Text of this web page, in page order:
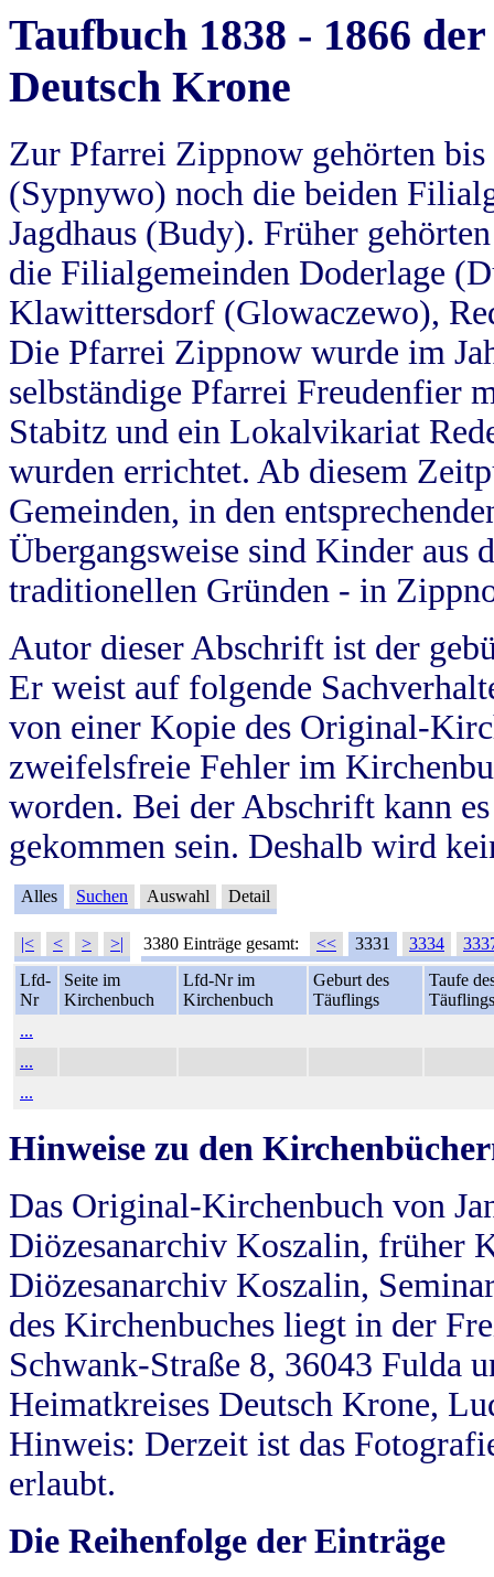
Taufbuch 1838 - 1866
Deutsch Krone
Zur Pfarrei Zippnow gehörten
(Sypnywo) noch die beiden
Jagdhaus (Budy). Früher
die Filialgemeinden Doderlage
Klawittersdorf (Glowaczewo),
Die Pfarrei Zippnow wurde im
selbständige Pfarrei Freudenfier
Stabitz und ein Lokalvikariat
wurden errichtet. Ab diesem
Gemeinden, in den
Übergangsweise sind Kinder aus
traditionellen Gründen - in
Autor dieser Abschrift ist der
Er weist auf folgende
von einer Kopie des Original-
zweifelsfreie Fehler im
worden. Bei der Abschrift kann
gekommen sein. Deshalb wird
Alles Suchen Auswahl Detail
|< < > >| 3380 Einträge gesamt: << 3331 3334
Lfd-
Nr
Seite im
Kirchenbuch
Lfd-Nr im
Kirchenbuch
Geburt des
Täuflings
Taufe
Täuflings
...
...
...
Hinweise zu den
Das Original-Kirchenbuch von
Diözesanarchiv Koszalin, früher
Diözesanarchiv Koszalin,
des Kirchenbuches liegt in der
Schwank-Straße 8, 36043 Fulda
Heimatkreises Deutsch Krone,
Hinweis: Derzeit ist das
erlaubt.
Die Reihenfolge der Einträge